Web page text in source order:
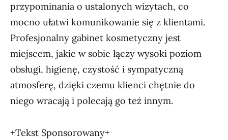
przypominania o ustalonych wizytach, co
mocno ułatwi komunikowanie się z klientami.
Profesjonalny gabinet kosmetyczny jest
miejscem, jakie w sobie łączy wysoki poziom
obsługi, higienę, czystość i sympatyczną
atmosferę, dzięki czemu klienci chętnie do
niego wracają i polecają go też innym.
+Tekst Sponsorowany+